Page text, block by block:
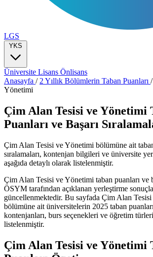
LGS
YKS
Üniversite Lisans Önlisans
Anasayfa / 2 Yıllık Bölümlerin Taban Puanları /
Yönetimi
Çim Alan Tesisi ve Yönetimi
Puanları ve Başarı
Çim Alan Tesisi ve Yönetimi bölümüne ait taban
sıralamaları, kontenjan bilgileri ve üniversite
aşağıda detaylı olarak listelenmiştir.
Çim Alan Tesisi ve Yönetimi taban puanları ve
ÖSYM tarafından açıklanan yerleştirme
güncellenmektedir. Bu sayfada Çim Alan
bölümüne ait üniversitelerin 2025 taban
kontenjanları, burs seçenekleri ve öğretim
listelenmiştir.
Çim Alan Tesisi ve Yönetimi